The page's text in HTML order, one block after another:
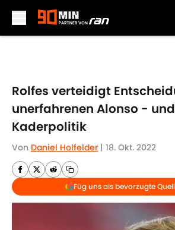
Rolfes verteidigt
unerfahrenen Alonso -
Kaderpolitik
Von Daniel Holfelder | 18. Okt. 2022
Füg uns als bevorzugte